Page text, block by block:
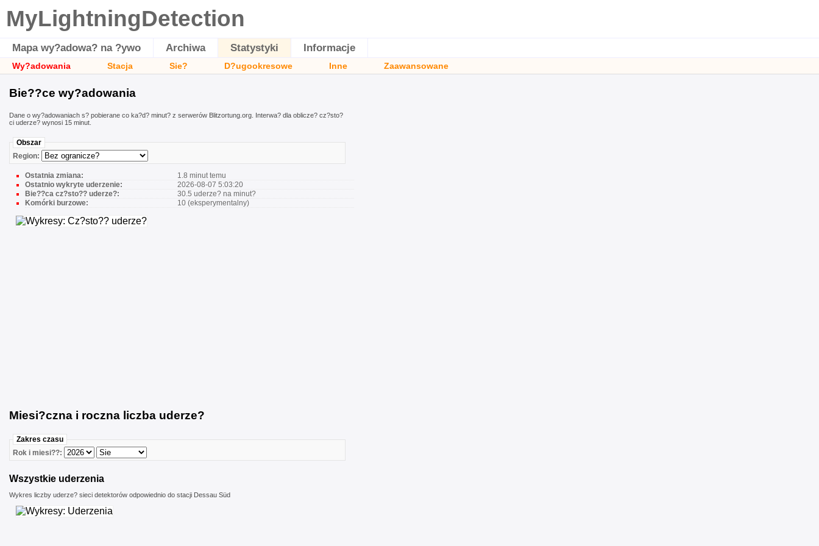
MyLightningDetection
Mapa wy?adowa? na ?ywo Archiwa Statystyki Informacje
Wy?adowania Stacja Sie? D?ugookresowe Inne Zaawansowane
Bie??ce wy?adowania
Dane o wy?adowaniach s? pobierane co ka?d? minut? z serwerów Blitzortung.org. Interwa? dla oblicze? cz?sto?
ci uderze? wynosi 15 minut.
Obszar
Region:
Ostatnia zmiana:
1.8 minut temu
Ostatnio wykryte uderzenie:
2026-08-07 5:03:20
Bie??ca cz?sto?? uderze?:
30.5 uderze? na minut?
Komórki burzowe:
10 (eksperymentalny)
Miesi?czna i roczna liczba uderze?
Zakres czasu
Rok i miesi??:
Wszystkie uderzenia
Wykres liczby uderze? sieci detektorów odpowiednio do stacji Dessau Süd